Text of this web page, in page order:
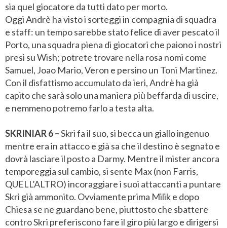
sia quel giocatore da tutti dato per morto.
Oggi Andrè ha visto i sorteggi in compagnia di squadra
e staff: un tempo sarebbe stato felice di aver pescato il
Porto, una squadra piena di giocatori che paiono i nostri
presi su Wish; potrete trovare nella rosa nomi come
Samuel, Joao Mario, Veron e persino un Toni Martinez.
Con il disfattismo accumulato da ieri, Andrè ha già
capito che sarà solo una maniera più beffarda di uscire,
e nemmeno potremo farlo a testa alta.
SKRINIAR 6 –Skri fa il suo, si becca un giallo ingenuo
mentre era in attacco e già sa che il destino è segnato e
dovrà lasciare il posto a Darmy. Mentre il mister ancora
temporeggia sul cambio, si sente Max (non Farris,
QUELL’ALTRO) incoraggiare i suoi attaccanti a puntare
Skri già ammonito. Ovviamente prima Milik e dopo
Chiesa se ne guardano bene, piuttosto che sbattere
contro Skri preferiscono fare il giro più largo e dirigersi